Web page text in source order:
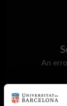
An